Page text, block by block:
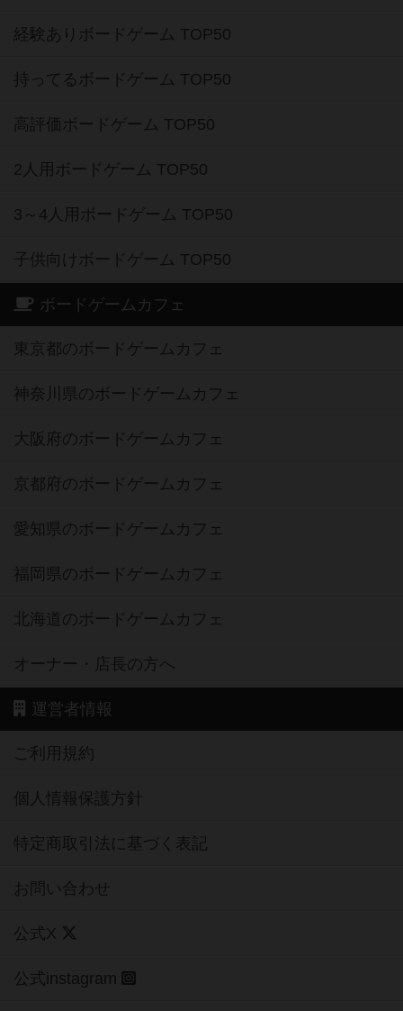
経験ありボードゲーム TOP50
持ってるボードゲーム TOP50
高評価ボードゲーム TOP50
2人用ボードゲーム TOP50
3～4人用ボードゲーム TOP50
子供向けボードゲーム TOP50
ボードゲームカフェ
東京都のボードゲームカフェ
神奈川県のボードゲームカフェ
大阪府のボードゲームカフェ
京都府のボードゲームカフェ
愛知県のボードゲームカフェ
福岡県のボードゲームカフェ
北海道のボードゲームカフェ
オーナー・店長の方へ
運営者情報
ご利用規約
個人情報保護方針
特定商取引法に基づく表記
お問い合わせ
公式X
公式instagram